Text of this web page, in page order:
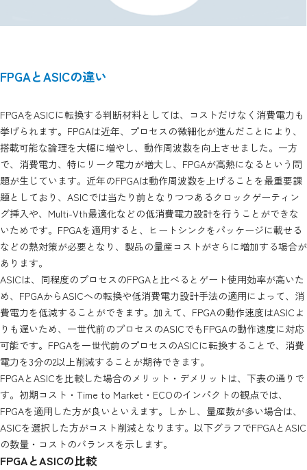
FPGAとASICの違い
FPGAをASICに転換する判断材料としては、コストだけなく消費電力も
挙げられます。FPGAは近年、プロセスの微細化が進んだことにより、
搭載可能な論理を大幅に増やし、動作周波数を向上させました。一方
で、消費電力、特にリーク電力が増大し、FPGAが高熱になるという問
題が生じています。近年のFPGAは動作周波数を上げることを最重要課
題としており、ASICでは当たり前となりつつあるクロックゲーティン
グ挿入や、Multi-Vth最適化などの低消費電力設計を行うことができな
いためです。FPGAを適用すると、ヒートシンクをパッケージに載せる
などの熱対策が必要となり、製品の量産コストがさらに増加する場合が
あります。
ASICは、同程度のプロセスのFPGAと比べるとゲート使用効率が高いた
め、FPGAからASICへの転換や低消費電力設計手法の適用によって、消
費電力を低減することができます。加えて、FPGAの動作速度はASICよ
りも遅いため、一世代前のプロセスのASICでもFPGAの動作速度に対応
可能です。FPGAを一世代前のプロセスのASICに転換することで、消費
電力を3分の2以上削減することが期待できます。
FPGAとASICを比較した場合のメリット・デメリットは、下表の通りで
す。初期コスト・Time to Market・ECOのインパクトの観点では、
FPGAを適用した方が良いといえます。しかし、量産数が多い場合は、
ASICを選択した方がコスト削減となります。以下グラフでFPGAとASIC
の数量・コストのバランスを示します。
FPGAとASICの比較